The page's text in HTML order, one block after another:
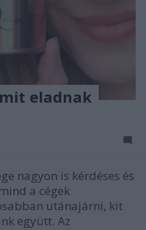
eladnak
nagyon is kérdéses és
a cégek
utánajárni, kit
együtt. Az